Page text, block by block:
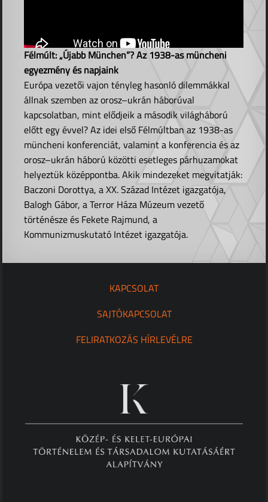
Félmúlt: „Újabb München”? Az 1938-as müncheni
egyezmény és napjaink
Európa vezetői vajon tényleg hasonló dilemmákkal
állnak szemben az orosz–ukrán háborúval
kapcsolatban, mint elődjeik a második világháború
előtt egy évvel? Az idei első Félmúltban az 1938-as
müncheni konferenciát, valamint a konferencia és az
orosz–ukrán háború közötti esetleges párhuzamokat
helyeztük középpontba. Akik mindezeket megvitatják:
Baczoni Dorottya, a XX. Század Intézet igazgatója,
Balogh Gábor, a Terror Háza Múzeum vezető
történésze és Fekete Rajmund, a
Kommunizmuskutató Intézet igazgatója.
KAPCSOLAT
SAJTÓKAPCSOLAT
FELIRATKOZÁS HÍRLEVÉLRE